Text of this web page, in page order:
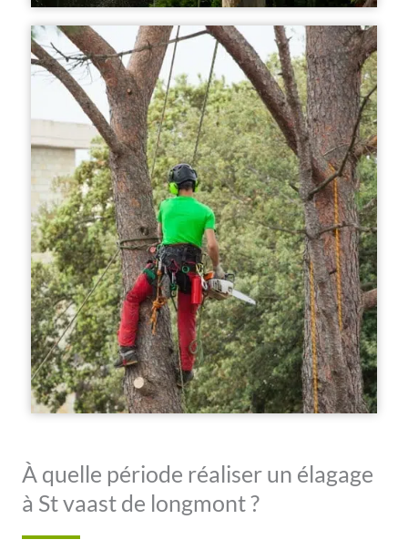
À quelle période réaliser un élagage
à St vaast de longmont ?